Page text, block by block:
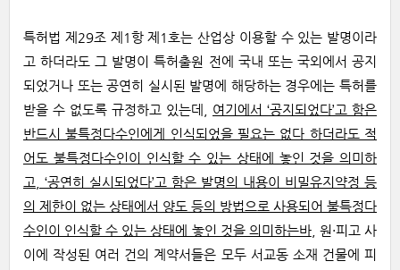
특허법 제29조 제1항 제1호는 산업상 이용할 수 있는 발명이라
고 하더라도 그 발명이 특허출원 전에 국내 또는 국외에서 공지
되었거나 또는 공연히 실시된 발명에 해당하는 경우에는 특허를
받을 수 없도록 규정하고 있는데, 여기에서 ‘공지되었다’고 함은
반드시 불특정다수인에게 인식되었을 필요는 없다 하더라도 적
어도 불특정다수인이 인식할 수 있는 상태에 놓인 것을 의미하
고, ‘공연히 실시되었다’고 함은 발명의 내용이 비밀유지약정 등
의 제한이 없는 상태에서 양도 등의 방법으로 사용되어 불특정다
수인이 인식할 수 있는 상태에 놓인 것을 의미하는바, 원·피고 사
이에 작성된 여러 건의 계약서들은 모두 서교동 소재 건물에 피